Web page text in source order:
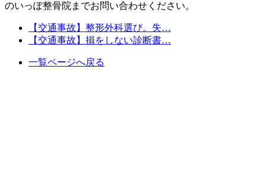
のいっぽ整骨院までお問い合わせください。
【交通事故】整形外科選び。失…
【交通事故】損をしない診断書…
一覧ページへ戻る